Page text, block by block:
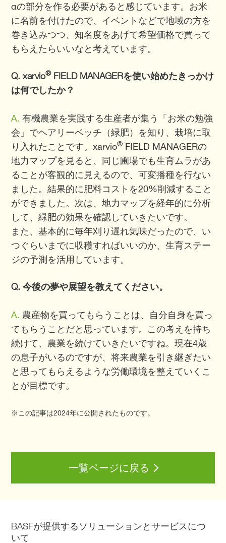
αの部分を作る必要があると感じています。お米
に名前を付けたので、イベントなどで地域の方を
巻き込みつつ、知名度をあげて希望価格で買って
もらえたらいいなと考えています。
Q. xarvio®FIELD MANAGERを使い始めたきっかけ
は何でしたか？
A. 有機農業を実践する生産者が集う「お米の勉強
会」でヘアリーベッチ（緑肥）を知り、栽培に取
り入れたことです。xarvio® FIELD MANAGERの
地力マップを見ると、同じ圃場でも生育ムラがあ
ることが客観的に見えるので、可変播種を行ない
ました。結果的に肥料コストを20%削減すること
ができました。次は、地力マップを経年的に分析
して、緑肥の効果を確認していきたいです。
また、基本的に毎年刈り遅れ気味だったので、い
つぐらいまでに収穫すればいいのか、生育ステー
ジの予測を活用しています。
Q. 今後の夢や展望を教えてください。
A. 農産物を買ってもらうことは、自分自身を買っ
てもらうことだと思っています。この考えを持ち
続けて、農業を続けていきたいですね。現在4歳
の息子がいるのですが、将来農業を引き継ぎたい
と思ってもらえるような労働環境を整えていくこ
とが目標です。
※この記事は2024年に公開されたものです。
一覧ページに戻る
BASFが提供するソリューションとサービスにつ
いて